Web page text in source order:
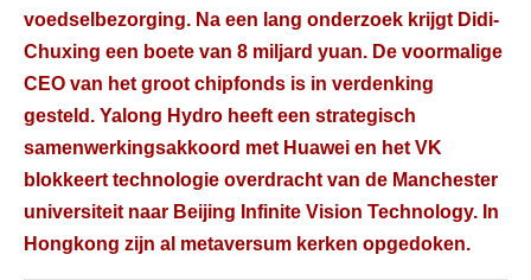
voedselbezorging. Na een lang onderzoek krijgt Didi-
Chuxing een boete van 8 miljard yuan. De voormalige
CEO van het groot chipfonds is in verdenking
gesteld. Yalong Hydro heeft een strategisch
samenwerkingsakkoord met Huawei en het VK
blokkeert technologie overdracht van de Manchester
universiteit naar Beijing Infinite Vision Technology. In
Hongkong zijn al metaversum kerken opgedoken.